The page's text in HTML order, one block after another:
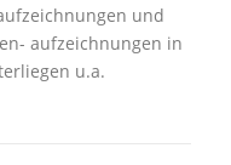
und
aufzeichnungen in
u.a.